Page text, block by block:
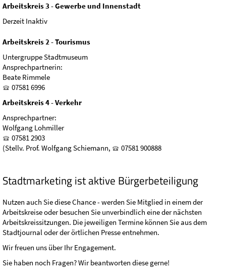
Arbeitskreis 3 - Gewerbe und Innenstadt
Derzeit Inaktiv
Arbeitskreis 2 - Tourismus
Untergruppe Stadtmuseum
Ansprechpartnerin:
Beate Rimmele
07581 6996
Arbeitskreis 4 - Verkehr
Ansprechpartner:
Wolfgang Lohmiller
07581 2903
(Stellv. Prof. Wolfgang Schiemann,
07581 900888
Stadtmarketing ist aktive Bürgerbeteiligung
Nutzen auch Sie diese Chance - werden Sie Mitglied in einem der
Arbeitskreise oder besuchen Sie unverbindlich eine der nächsten
Arbeitskreissitzungen. Die jeweiligen Termine können Sie aus dem
Stadtjournal oder der örtlichen Presse entnehmen.
Wir freuen uns über Ihr Engagement.
Sie haben noch Fragen? Wir beantworten diese gerne!